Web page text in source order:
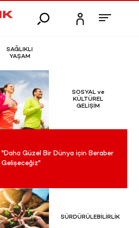
SAĞLIKLI
YAŞAM
SOSYAL ve
KÜLTÜREL
GELİŞİM
"Daha Güzel Bir Dünya için Beraber
Gelişeceğiz"
SÜRDÜRÜLEBİLİRLİK